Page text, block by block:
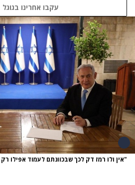
עקבו אחרינו בגוגל
"אין ולו רמז דק לכך שבכוונתם לעמוד אפילו